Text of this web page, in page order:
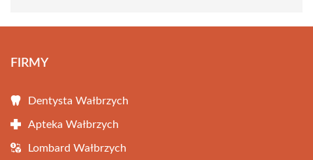
FIRMY
Dentysta Wałbrzych
Apteka Wałbrzych
Lombard Wałbrzych